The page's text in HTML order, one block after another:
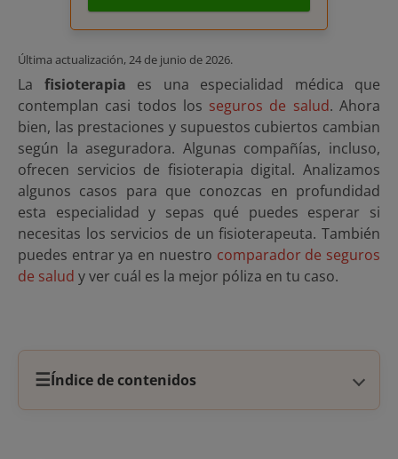
Última actualización,24 de junio de 2026.
La fisioterapia es una especialidad médica que
contemplan casi todos los seguros de salud. Ahora
bien, las prestaciones y supuestos cubiertos cambian
según la aseguradora. Algunas compañías, incluso,
ofrecen servicios de fisioterapia digital. Analizamos
algunos casos para que conozcas en profundidad
esta especialidad y sepas qué puedes esperar si
necesitas los servicios de un fisioterapeuta. También
puedes entrar ya en nuestro comparador de seguros
de salud y ver cuál es la mejor póliza en tu caso.
☰Índice de contenidos